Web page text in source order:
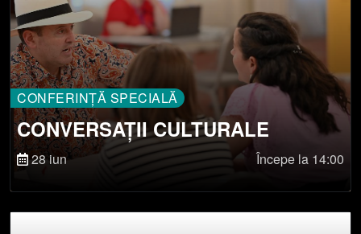
CONFERINȚĂ SPECIALĂ
CONVERSAȚII CULTURALE
28 iun Începe la 14:00